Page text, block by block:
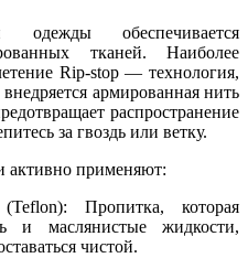
одежды обеспечивается
тканей. Наиболее
Rip-stop — технология,
армированная нить
распространение
за гвоздь или ветку.
активно применяют:
Пропитка, которая
и маслянистые жидкости,
чистой.